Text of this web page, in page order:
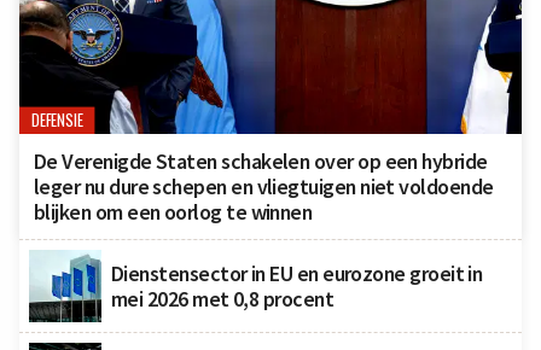
DEFENSIE
De Verenigde Staten schakelen over op een hybride
leger nu dure schepen en vliegtuigen niet voldoende
blijken om een oorlog te winnen
Dienstensector in EU en eurozone groeit in
mei 2026 met 0,8 procent